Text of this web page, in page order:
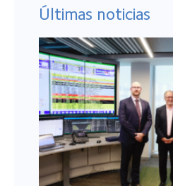
Últimas noticias